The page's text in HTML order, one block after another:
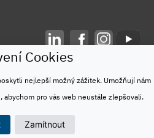
Cookies
nejlepší možný zážitek. Umožňují nám
abychom pro vás web neustále zlepšovali.
Zamítnout
Ochrana osobních údajů
&